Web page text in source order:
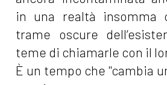
in una realtà insomma
trame oscure
teme di chiamarle con il
È un tempo che "cambia